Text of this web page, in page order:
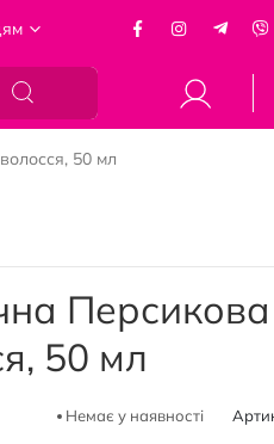
50 мл
50 мл
Немає у наявності